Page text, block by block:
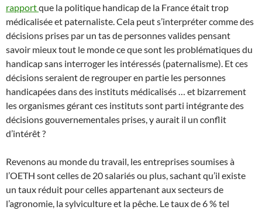
rapportque la politique handicap de la France était trop
médicalisée et paternaliste. Cela peut s’interpréter comme des
décisions prises par un tas de personnes valides pensant
savoir mieux tout le monde ce que sont les problématiques du
handicap sans interroger les intéressés (paternalisme). Et ces
décisions seraient de regrouper en partie les personnes
handicapées dans des instituts médicalisés … et bizarrement
les organismes gérant ces instituts sont parti intégrante des
décisions gouvernementales prises, y aurait il un conflit
d’intérêt ?
Revenons au monde du travail, les entreprises soumises à
l’OETH sont celles de 20 salariés ou plus, sachant qu’il existe
un taux réduit pour celles appartenant aux secteurs de
l’agronomie, la sylviculture et la pêche. Le taux de 6 % tel